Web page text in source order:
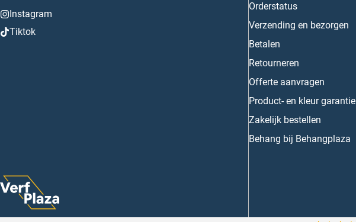
Instagram
Tiktok
Orderstatus
Verzending en bezorgen
Betalen
Retourneren
Offerte aanvragen
Product- en kleur garantie
Zakelijk bestellen
Behang bij Behangplaza